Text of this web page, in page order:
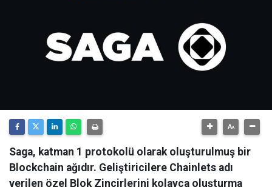
Saga, katman 1 protokolü olarak oluşturulmuş bir
Blockchain ağıdır. Geliştiricilere Chainlets adı
verilen özel Blok Zincirlerini kolayca oluşturma